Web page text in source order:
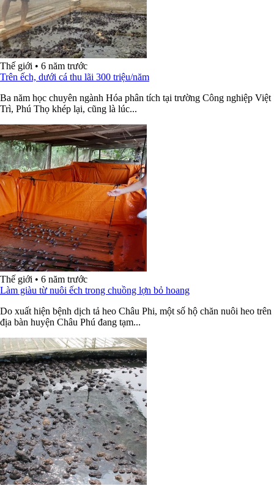
Thế giới • 6 năm trước
Trên ếch, dưới cá thu lãi 300 triệu/năm
Ba năm học chuyên ngành Hóa phân tích tại trường Công nghiệp Việt
Trì, Phú Thọ khép lại, cũng là lúc...
Thế giới • 6 năm trước
Làm giàu từ nuôi ếch trong chuồng lợn bỏ hoang
Do xuất hiện bệnh dịch tả heo Châu Phi, một số hộ chăn nuôi heo trên
địa bàn huyện Châu Phú đang tạm...